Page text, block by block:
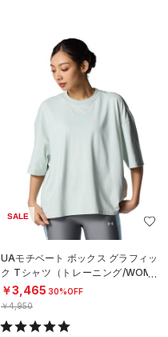
SALE
UAモチベート ボックス グラフィッ
ク Tシャツ（トレーニング/WOME
N）
￥3,465 30%OFF
￥4,950